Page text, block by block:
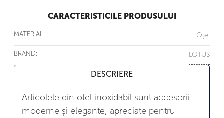
CARACTERISTICILE PRODUSULUI
MATERIAL: Oțel
BRAND: LOTUS
DESCRIERE
Articolele din oțel inoxidabil sunt accesorii
moderne și elegante, apreciate pentru